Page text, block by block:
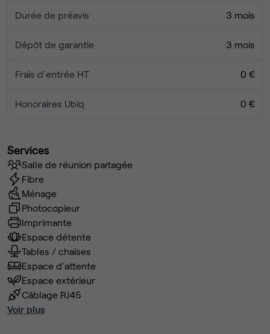
Durée de préavis 3 mois
Dépôt de garantie 3 mois
Frais d'entrée HT 0 €
Honoraires Ubiq 0 €
Services
Salle de réunion partagée
Fibre
Ménage
Photocopieur
Imprimante
Espace détente
Tables / chaises
Espace d'attente
Espace extérieur
Câblage RJ45
Voir plus